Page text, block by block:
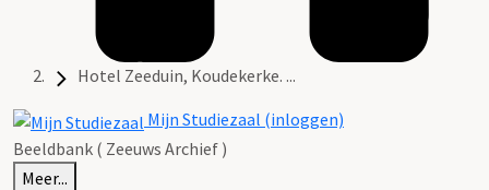
Hotel Zeeduin, Koudekerke. ...
Mijn Studiezaal (inloggen)
Beeldbank ( Zeeuws Archief )
Meer...